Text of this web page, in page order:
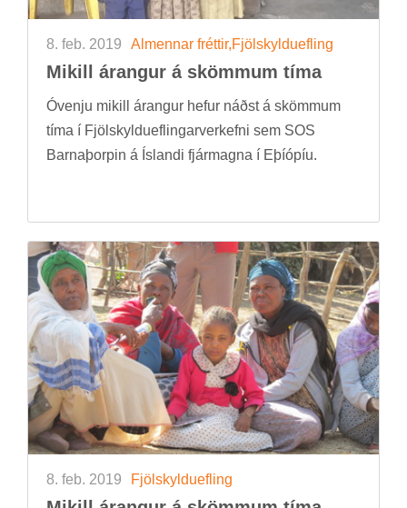
8. feb. 2019 Al­menn­ar frétt­ir,Fjöl­skyldu­efl­ing
Mik­ill ár­ang­ur á skömm­um tíma
Óvenju mik­ill ár­ang­ur hef­ur náðst á skömm­um
tíma í Fjöl­skyldu­efl­ing­ar­verk­efni sem SOS
Barna­þorp­in á Ís­landi fjár­magna í Eþí­óp­íu.
8. feb. 2019 Fjöl­skyldu­efl­ing